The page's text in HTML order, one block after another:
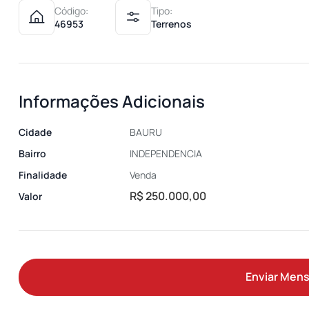
Código:
46953
Tipo:
Terrenos
Informações Adicionais
Cidade
BAURU
Bairro
INDEPENDENCIA
Finalidade
Venda
Valor
R$ 250.000,00
Enviar